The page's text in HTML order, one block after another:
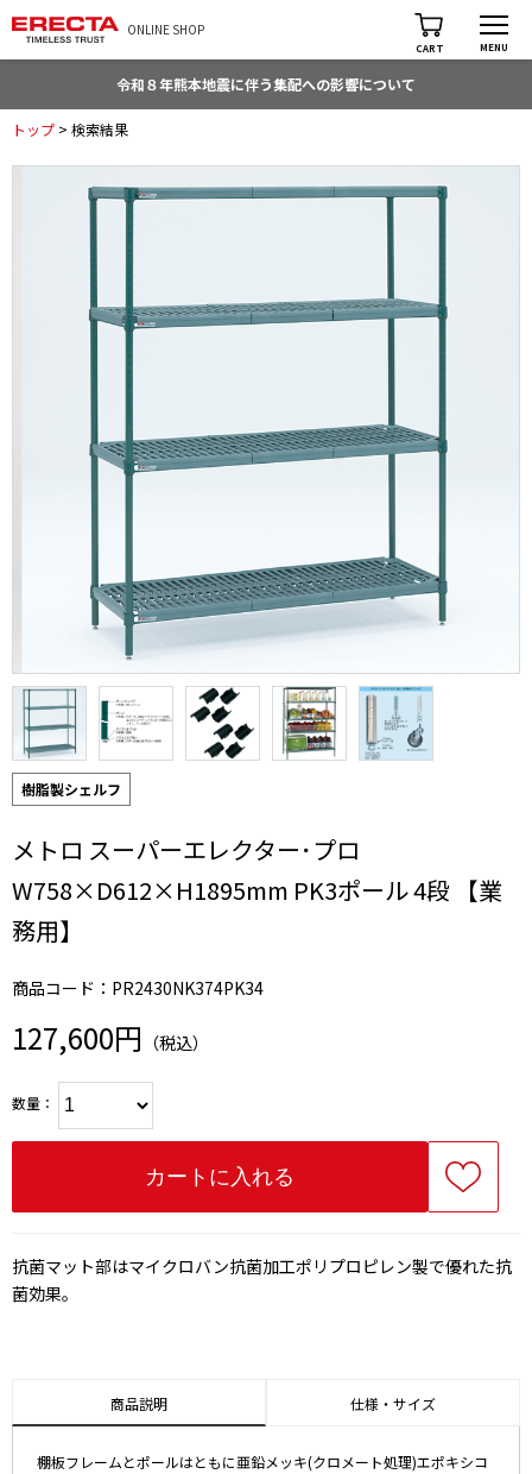
ONLINE SHOP
CART MENU
令和８年熊本地震に伴う集配への影響について
トップ > 検索結果
樹脂製シェルフ
メトロ スーパーエレクター･プロ
W758×D612×H1895mm PK3ポール 4段 【業
務用】
商品コード：PR2430NK374PK34
127,600円 （税込）
数量：
抗菌マット部はマイクロバン抗菌加工ポリプロピレン製で優れた抗
菌効果。
商品説明 仕様・サイズ
棚板フレームとポールはともに亜鉛メッキ(クロメート処理)エポキシコ